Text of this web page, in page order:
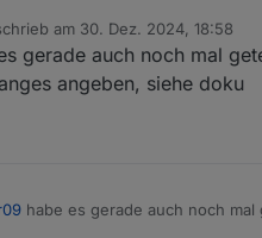
am 30. Dez. 2024, 18:58
editiert von
gerade auch noch mal
angeben, siehe doku
habe es gerade auch noch